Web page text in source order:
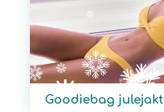
Goodiebag julejakt